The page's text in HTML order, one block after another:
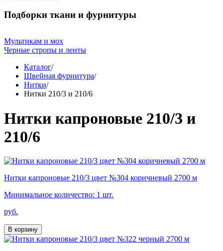
Подборки ткани и фурнитуры
Мультикам и мох
Черные стропы и ленты
Каталог/
Швейная фурнитура/
Нитки/
Нитки 210/3 и 210/6
Нитки капроновые 210/3 и
210/6
Нитки капроновые 210/3 цвет №304 коричневый 2700 м
Минимальное количество: 1 шт.
руб.
В корзину